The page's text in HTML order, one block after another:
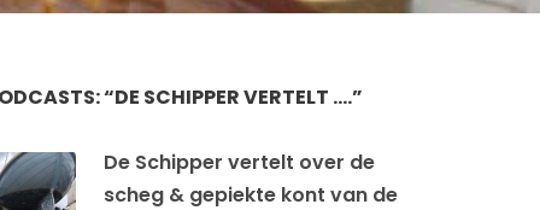
“DE SCHIPPER VERTELT ….”
De Schipper vertelt over de
scheg & gepiekte kont van de